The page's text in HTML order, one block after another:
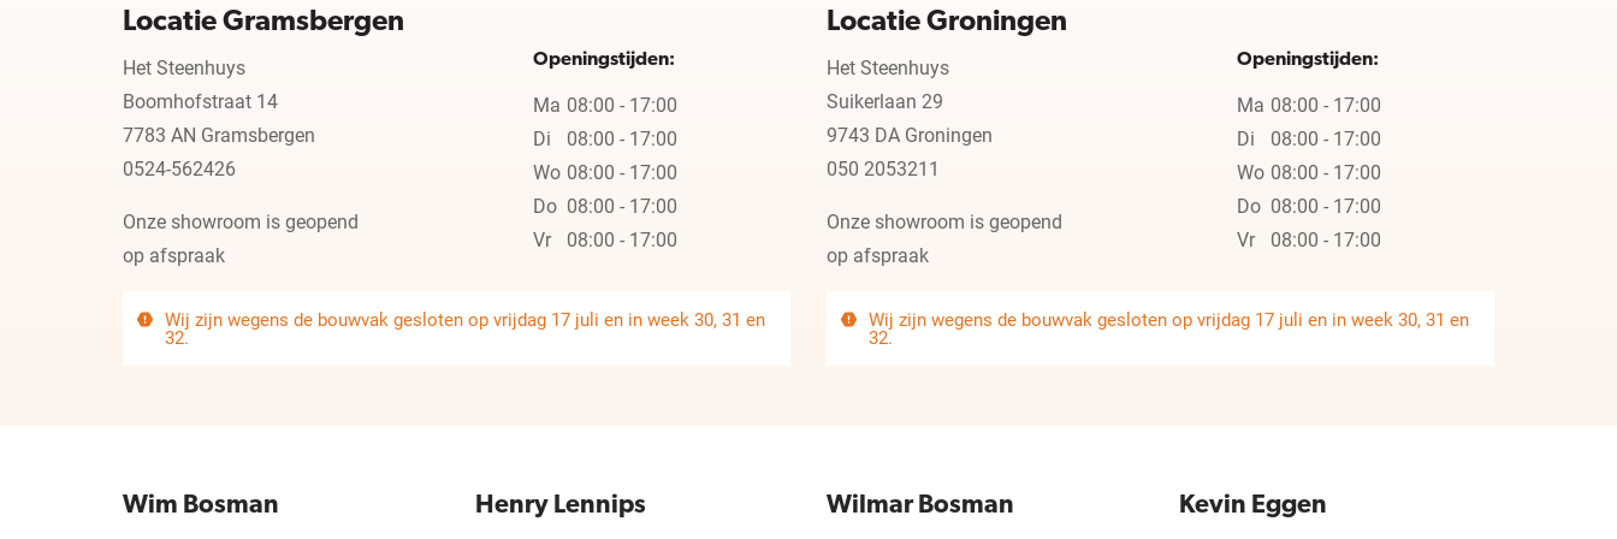
Locatie Gramsbergen
Het Steenhuys
Boomhofstraat 14
7783 AN Gramsbergen
0524-562426
Onze showroom is geopend
op afspraak
Openingstijden:
Ma 08:00 - 17:00
Di
08:00 - 17:00
Wo 08:00 - 17:00
Do 08:00 - 17:00
Vr
08:00 - 17:00
Locatie Groningen
Het Steenhuys
Suikerlaan 29
9743 DA Groningen
050 2053211
Onze showroom is geopend
op afspraak
Openingstijden:
Ma 08:00 - 17:00
Di
08:00 - 17:00
Wo 08:00 - 17:00
Do 08:00 - 17:00
Vr
08:00 - 17:00
Wij zijn wegens de bouwvak gesloten op vrijdag 17 juli en in week 30, 31 en
32.
Wij zijn wegens de bouwvak gesloten op vrijdag 17 juli en in week 30, 31 en
32.
Wim Bosman Henry Lennips Wilmar Bosman Kevin Eggen